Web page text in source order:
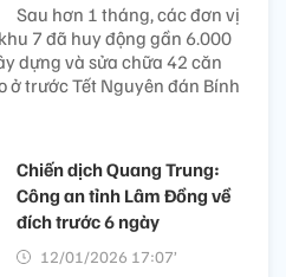
Sau hơn 1 tháng, các đơn vị
7 đã huy động gần 6.000
dựng và sửa chữa 42 căn
ở trước Tết Nguyên đán Bính
Chiến dịch Quang Trung:
Công an tỉnh Lâm Đồng về
đích trước 6 ngày
12/01/2026 17:07’